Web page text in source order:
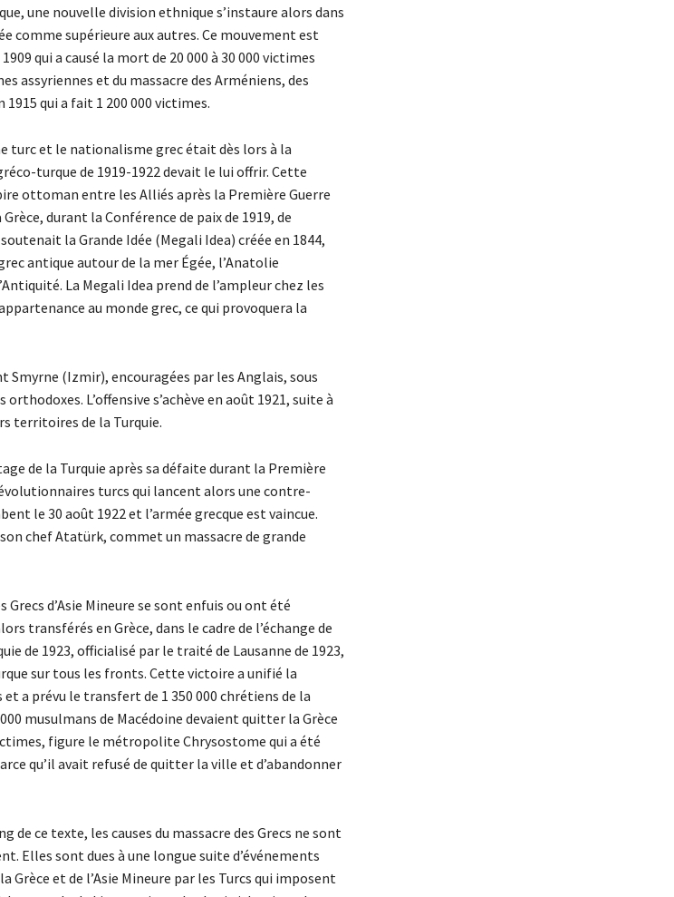
une nouvelle division ethnique s’instaure alors dans
comme supérieure aux autres. Ce mouvement est
qui a causé la mort de 20 000 à 30 000 victimes
assyriennes et du massacre des Arméniens, des
1915 qui a fait 1 200 000 victimes.
turc et le nationalisme grec était dès lors à la
turque de 1919-1922 devait le lui offrir. Cette
ottoman entre les Alliés après la Première Guerre
durant la Conférence de paix de 1919, de
la Grande Idée (Megali Idea) créée en 1844,
antique autour de la mer Égée, l’Anatolie
La Megali Idea prend de l’ampleur chez les
au monde grec, ce qui provoquera la
Smyrne (Izmir), encouragées par les Anglais, sous
L’offensive s’achève en août 1921, suite à
territoires de la Turquie.
de la Turquie après sa défaite durant la Première
turcs qui lancent alors une contre-
le 30 août 1922 et l’armée grecque est vaincue.
chef Atatürk, commet un massacre de grande
Grecs d’Asie Mineure se sont enfuis ou ont été
transférés en Grèce, dans le cadre de l’échange de
de 1923, officialisé par le traité de Lausanne de 1923,
sur tous les fronts. Cette victoire a unifié la
a prévu le transfert de 1 350 000 chrétiens de la
musulmans de Macédoine devaient quitter la Grèce
figure le métropolite Chrysostome qui a été
qu’il avait refusé de quitter la ville et d’abandonner
ce texte, les causes du massacre des Grecs ne sont
Elles sont dues à une longue suite d’événements
Grèce et de l’Asie Mineure par les Turcs qui imposent